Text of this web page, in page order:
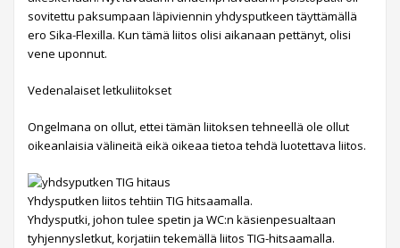
sovitettu paksumpaan läpiviennin yhdysputkeen täyttämällä
ero Sika-Flexilla. Kun tämä liitos olisi aikanaan pettänyt, olisi
vene uponnut.
Vedenalaiset letkuliitokset
Ongelmana on ollut, ettei tämän liitoksen tehneellä ole ollut
oikeanlaisia välineitä eikä oikeaa tietoa tehdä luotettava liitos.
Yhdysputken liitos tehtiin TIG hitsaamalla.
Yhdysputki, johon tulee spetin ja WC:n käsienpesualtaan
tyhjennysletkut, korjatiin tekemällä liitos TIG-hitsaamalla.